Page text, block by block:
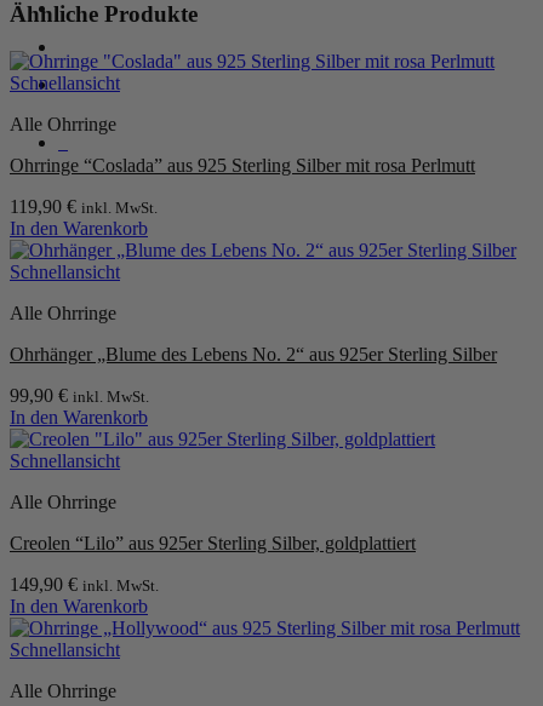
Ähnliche Produkte
Schnellansicht
Alle Ohrringe
Ohrringe “Coslada” aus 925 Sterling Silber mit rosa Perlmutt
119,90 € inkl. MwSt.
In den Warenkorb
Schnellansicht
Alle Ohrringe
Ohrhänger „Blume des Lebens No. 2“ aus 925er Sterling Silber
99,90 € inkl. MwSt.
In den Warenkorb
Schnellansicht
Alle Ohrringe
Creolen “Lilo” aus 925er Sterling Silber, goldplattiert
149,90 € inkl. MwSt.
In den Warenkorb
Schnellansicht
Alle Ohrringe